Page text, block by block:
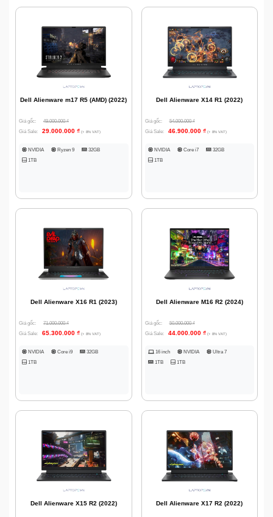
Dell Alienware m17 R5 (AMD) (2022)
Giá gốc: 49.000.000₫
Giá Sale:
29.000.000 ₫ (+ 8% VAT)
NVIDIA Ryzen 9
32GB
1TB
Dell Alienware X14 R1 (2022)
Giá gốc: 54.000.000₫
Giá Sale:
46.900.000 ₫ (+ 8% VAT)
NVIDIA Core i7
32GB
1TB
Dell Alienware X16 R1 (2023)
Giá gốc: 71.000.000₫
Giá Sale:
65.300.000 ₫ (+ 8% VAT)
NVIDIA Core i9
32GB
1TB
Dell Alienware M16 R2 (2024)
Giá gốc: 50.000.000₫
Giá Sale:
44.000.000 ₫ (+ 8% VAT)
16 inch NVIDIA
Ultra 7
1TB
1TB
Dell Alienware X15 R2 (2022) Dell Alienware X17 R2 (2022)